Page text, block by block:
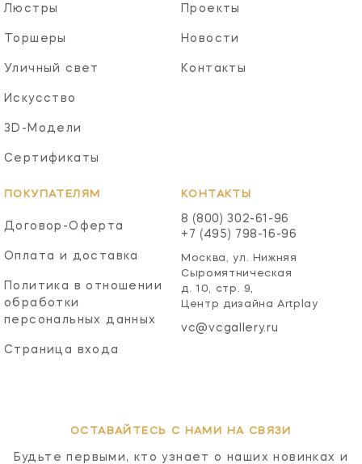
Люстры
Торшеры
Уличный свет
Искусство
3D-Модели
Сертификаты
Проекты
Новости
Контакты
ПОКУПАТЕЛЯМ
Договор-Оферта
Оплата и доставка
Политика в отношении
обработки
персональных данных
Страница входа
КОНТАКТЫ
8 (800) 302-61-96
+7 (495) 798-16-96
Москва, ул. Нижняя
Сыромятническая
д. 10, стр. 9,
Центр дизайна Artplay
vc@vcgallery.ru
ОСТАВАЙТЕСЬ С НАМИ НА СВЯЗИ
Будьте первыми, кто узнает о наших новинках и